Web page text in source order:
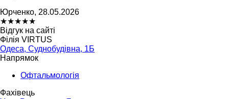
Юрченко, 28.05.2026
★★★★★
Відгук на сайті
Філія VIRTUS
Одеса, Суднобудівна, 1Б
Напрямок
Офтальмологія
Фахівець